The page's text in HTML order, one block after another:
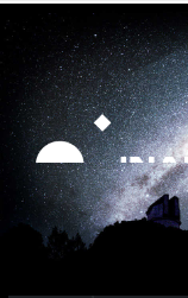
Strumenti
personali
Salta
contenuti.
|
Salta
alla
navigazione
Ricerca
avanzata…